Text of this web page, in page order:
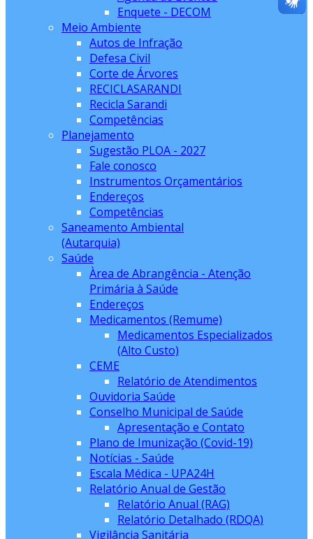
Enquete - DECOM
Meio Ambiente
Autos de Infração
Defesa Civil
Corte de Árvores
RECICLASARANDI
Recicla Sarandi
Competências
Planejamento
Sugestão PLOA - 2027
Fale conosco
Instrumentos Orçamentários
Endereços
Competências
Saneamento Ambiental
(Autarquia)
Saúde
Àrea de Abrangência - Atenção
Primária à Saúde
Endereços
Medicamentos (Remume)
Medicamentos Especializados
(Alto Custo)
CEME
Relatório de Atendimentos
Ouvidoria Saúde
Conselho Municipal de Saúde
Apresentação e Contato
Plano de Imunização (Covid-19)
Notícias - Saúde
Escala Médica - UPA24H
Relatório Anual de Gestão
Relatório Anual (RAG)
Relatório Detalhado (RDQA)
Vigilância Sanitária